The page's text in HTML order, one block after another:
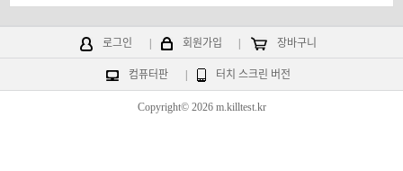
로그인 회원가입 장바구니
컴퓨터판 터치 스크린 버전
Copyright© 2026 m.killtest.kr